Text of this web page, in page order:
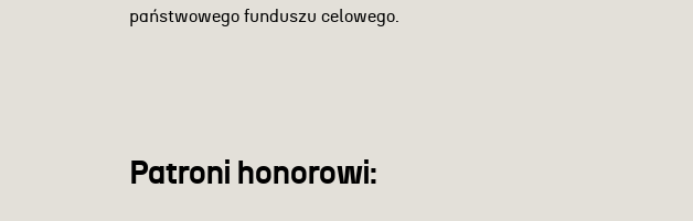
państwowego funduszu celowego.
Patroni honorowi: